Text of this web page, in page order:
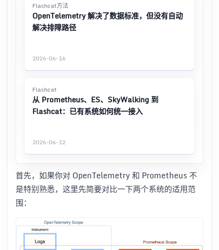
Flashcat方法
OpenTelemetry 解决了数据标准，但没有自动
解决排障路径
2026-06-16
Flashcat
从 Prometheus、ES、SkyWalking 到
Flashcat：已有系统如何统一接入
2026-06-12
首先，如果你对 OpenTelemetry 和 Prometheus 不
是特别熟悉，这里先简要对比一下两个系统的适用范
围：